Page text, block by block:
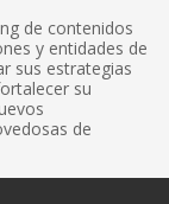
de contenidos
y entidades de
sus estrategias
su
de